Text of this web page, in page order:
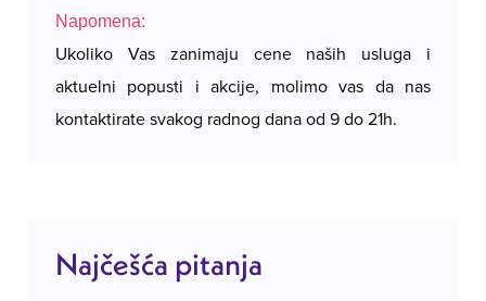
Napomena:
Ukoliko Vas zanimaju cene naših usluga i
aktuelni popusti i akcije, molimo vas da nas
kontaktirate svakog radnog dana od 9 do 21h.
Najčešća pitanja